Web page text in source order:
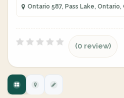
Ontario 587, Pass Lake, Ontario,
(0 review)